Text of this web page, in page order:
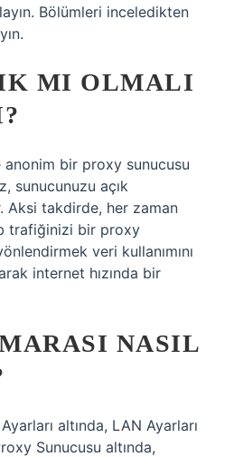
Bölümleri inceledikten
MI OLMALI
anonim bir proxy sunucusu
sunucunuzu açık
Aksi takdirde, her zaman
trafiğinizi bir proxy
veri kullanımını
internet hızında bir
NASIL
altında, LAN Ayarları
Sunucusu altında,